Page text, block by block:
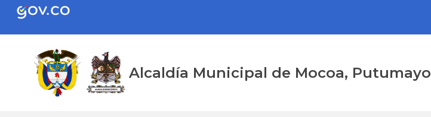
Alcaldía Municipal de Mocoa, Putumayo